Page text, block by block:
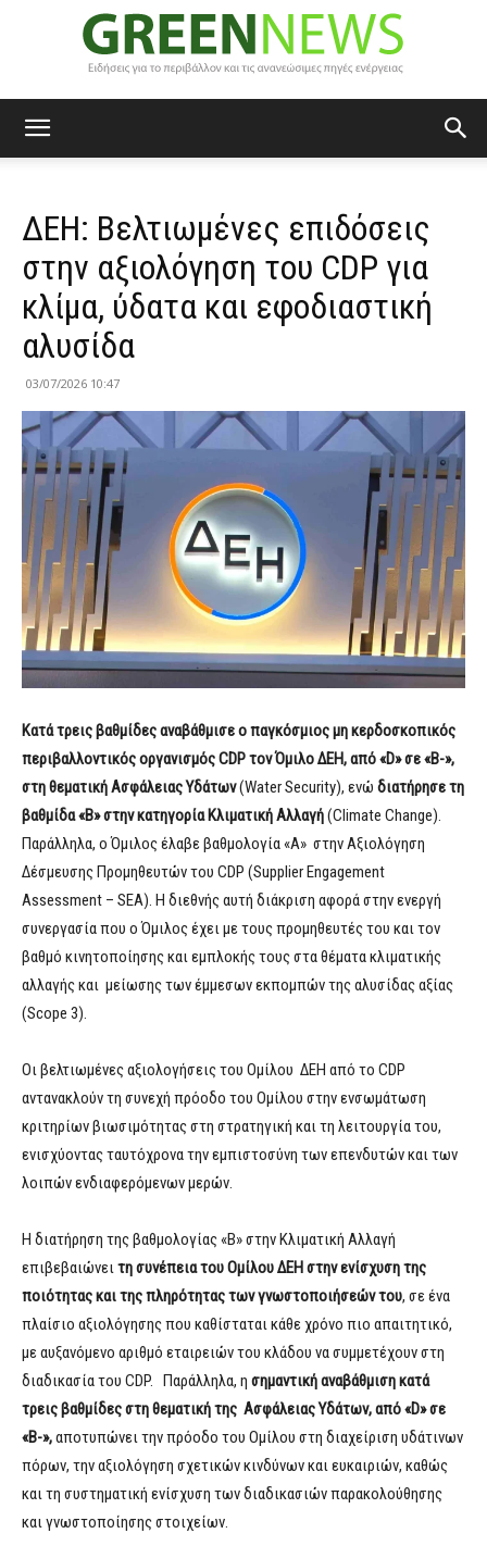
News
ΔΕΗ: Βελτιωμένες επιδόσεις
στην αξιολόγηση του CDP για
κλίμα, ύδατα και εφοδιαστική
αλυσίδα
03/07/2026 10:47
Κατά τρεις βαθμίδες αναβάθμισε ο παγκόσμιος μη κερδοσκοπικός
περιβαλλοντικός οργανισμός CDP τον Όμιλο ΔΕΗ, από «D» σε «B-»,
στη θεματική Ασφάλειας Υδάτων(Water Security), ενώ διατήρησε τη
βαθμίδα «Β» στην κατηγορία Κλιματική Αλλαγή(Climate Change).
Παράλληλα, ο Όμιλος έλαβε βαθμολογία «Α» στην Αξιολόγηση
Δέσμευσης Προμηθευτών του CDP (Supplier Engagement
Assessment – SEA). Η διεθνής αυτή διάκριση αφορά στην ενεργή
συνεργασία που ο Όμιλος έχει με τους προμηθευτές του και τον
βαθμό κινητοποίησης και εμπλοκής τους στα θέματα κλιματικής
αλλαγής και μείωσης των έμμεσων εκπομπών της αλυσίδας αξίας
(Scope 3).
Οι βελτιωμένες αξιολογήσεις του Ομίλου ΔΕΗ από το CDP
αντανακλούν τη συνεχή πρόοδο του Ομίλου στην ενσωμάτωση
κριτηρίων βιωσιμότητας στη στρατηγική και τη λειτουργία του,
ενισχύοντας ταυτόχρονα την εμπιστοσύνη των επενδυτών και των
λοιπών ενδιαφερόμενων μερών.
Η διατήρηση της βαθμολογίας «Β» στην Κλιματική Αλλαγή
επιβεβαιώνειτη συνέπεια του Ομίλου ΔΕΗ στην ενίσχυση της
ποιότητας και της πληρότητας των γνωστοποιήσεών του, σε ένα
πλαίσιο αξιολόγησης που καθίσταται κάθε χρόνο πιο απαιτητικό,
με αυξανόμενο αριθμό εταιρειών του κλάδου να συμμετέχουν στη
διαδικασία του CDP. Παράλληλα, η σημαντική αναβάθμιση κατά
τρεις βαθμίδες στη θεματική της Ασφάλειας Υδάτων, από «D» σε
«B-»,αποτυπώνει την πρόοδο του Ομίλου στη διαχείριση υδάτινων
πόρων, την αξιολόγηση σχετικών κινδύνων και ευκαιριών, καθώς
και τη συστηματική ενίσχυση των διαδικασιών παρακολούθησης
και γνωστοποίησης στοιχείων.